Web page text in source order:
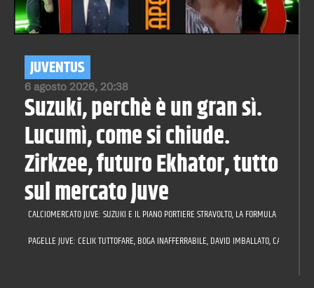
6 agosto 2026, 20:38
JUVENTUS
Suzuki, perchè è un gran sì.
Lucumì, come si chiude.
Zirkzee, futuro Ekhator, tutto
sul mercato Juve
CALCIOMERCATO JUVE: SUZUKI E IL PIANO PORTIERE STRAVOLTO, LA FORMULA PER
PAGELLE JUVE: CELIK TUTTOFARE, BOGA INAFFERRABILE, DAVID IMBALLATO, CAMBIASO